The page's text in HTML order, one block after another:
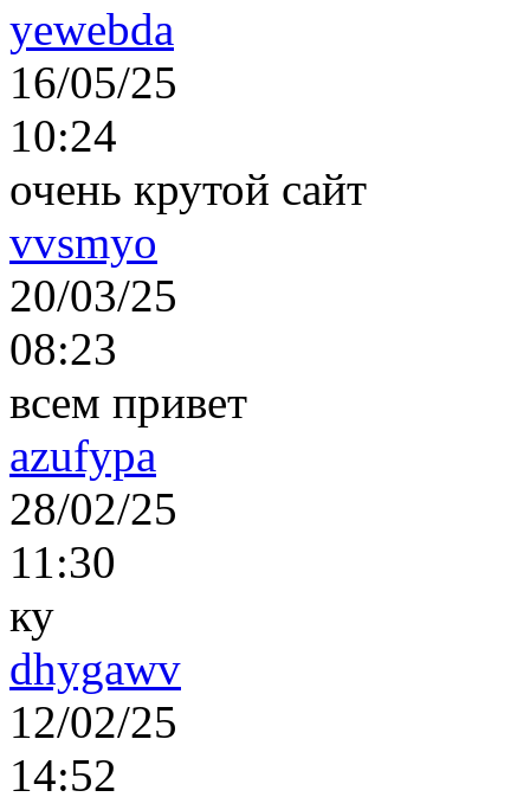
yewebda
16/05/25
10:24
очень крутой сайт
vvsmyo
20/03/25
08:23
всем привет
azufypa
28/02/25
11:30
ку
dhygawv
12/02/25
14:52